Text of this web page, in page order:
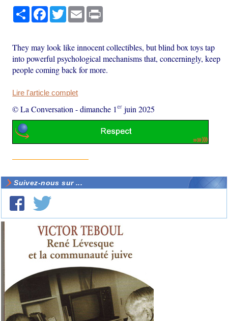
PartagerFacebook
TwitterEmail
They may look like innocent collectibles, but blind box toys tap
into powerful psychological mechanisms that, concerningly, keep
people coming back for more.
Lire l'article complet
© La Conversation -dimanche 1er juin 2025
Suivez-nous sur ...